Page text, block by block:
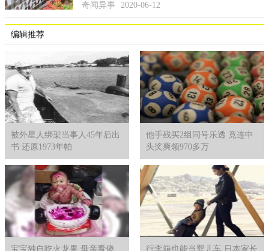
奇闻异事 2020-06-12
编辑推荐
被外星人绑架当事人45年后出
书 还原1973年帕
他手残买2组同号乐透 竟连中
头奖爽领970多万
宝宝独自吃火龙果 母亲看傻 行李箱也能当婴儿车 日本家长